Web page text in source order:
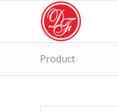
Product